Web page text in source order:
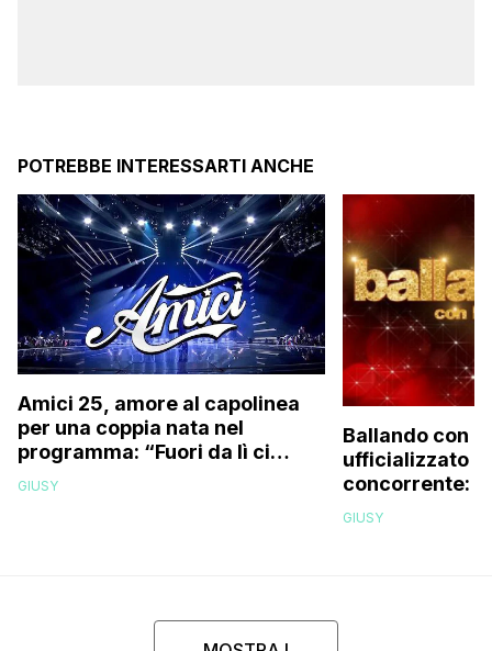
POTREBBE INTERESSARTI ANCHE
Amici 25, amore al capolinea
per una coppia nata nel
programma: “Fuori da lì ci
siamo resi conto che…”
GIUSY
Ballando con
ufficializzato il
concorrente: il
GIUSY